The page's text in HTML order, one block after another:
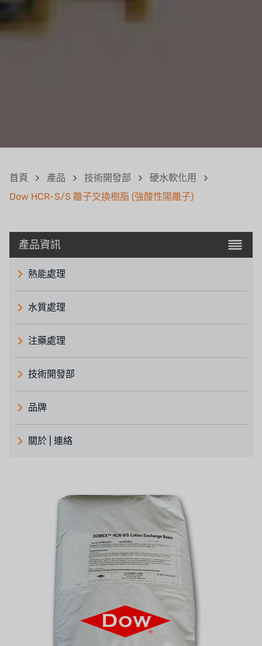
首頁 產品 技術開發部
硬水軟化用
Dow HCR-S/S 離子交換樹脂 (強酸性陽離子)
產品資訊
熱能處理
水質處理
注藥處理
技術開發部
品牌
義大利 ATLAS
Demo brand
美國 DOW
美國 CLACK
美國 EMERSON
美國 PENTAIR
關於 | 連絡
招募經銷商表單